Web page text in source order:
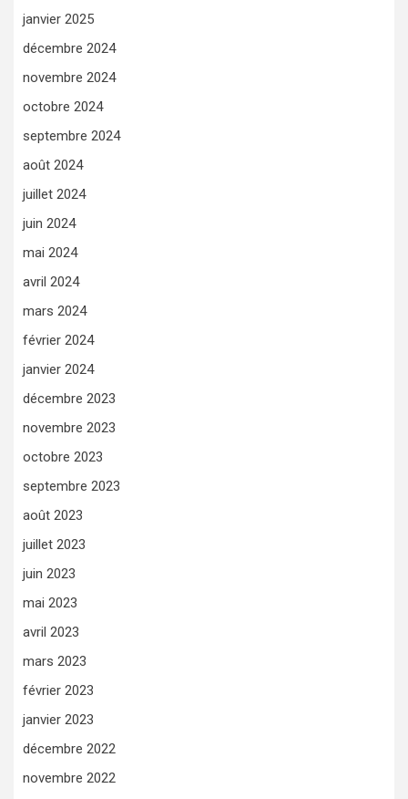
janvier 2025
décembre 2024
novembre 2024
octobre 2024
septembre 2024
août 2024
juillet 2024
juin 2024
mai 2024
avril 2024
mars 2024
février 2024
janvier 2024
décembre 2023
novembre 2023
octobre 2023
septembre 2023
août 2023
juillet 2023
juin 2023
mai 2023
avril 2023
mars 2023
février 2023
janvier 2023
décembre 2022
novembre 2022